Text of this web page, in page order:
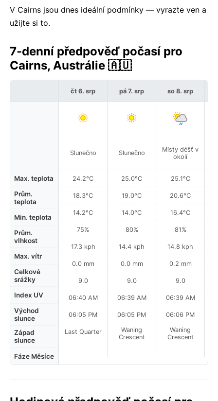
V Cairns jsou dnes ideální podmínky — vyrazte ven a
užijte si to.
7-denní předpověď počasí pro
Cairns, Austrálie 🇦🇺
Max. teplota
Prům.
teplota
Min. teplota
Prům.
vlhkost
Max. vítr
Celkové
srážky
Index UV
Východ
slunce
Západ
slunce
Fáze Měsíce
čt 6. srp
Slunečno
24.2°C
18.3°C
14.2°C
75%
17.3 kph
0.0 mm
9.0
06:40 AM
06:05 PM
Last Quarter
pá 7. srp
Slunečno
25.0°C
19.0°C
14.0°C
80%
14.4 kph
0.0 mm
9.0
06:39 AM
06:05 PM
Waning
Crescent
so 8. srp
Místy déšť v
okolí
25.1°C
20.6°C
16.4°C
81%
14.8 kph
0.2 mm
9.0
06:39 AM
06:06 PM
Waning
Crescent